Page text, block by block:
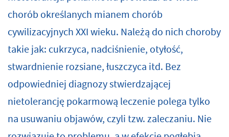
chorób określanych mianem chorób
cywilizacyjnych XXI wieku. Należą do nich choroby
takie jak: cukrzyca, nadciśnienie, otyłość,
stwardnienie rozsiane, łuszczyca itd. Bez
odpowiedniej diagnozy stwierdzającej
nietolerancję pokarmową leczenie polega tylko
na usuwaniu objawów, czyli tzw. zaleczaniu. Nie